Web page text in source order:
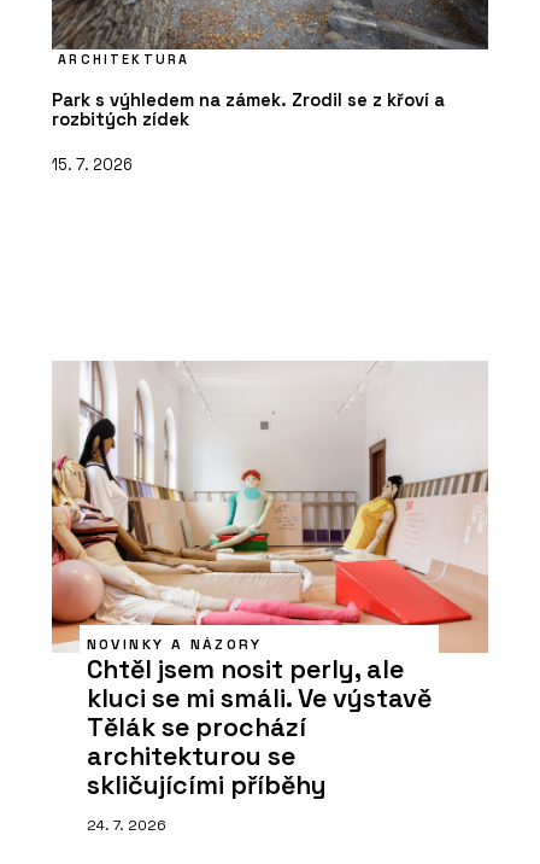
ARCHITEKTURA
Park s výhledem na zámek. Zrodil se z křoví a
rozbitých zídek
15. 7. 2026
NOVINKY A NÁZORY
Chtěl jsem nosit perly, ale
kluci se mi smáli. Ve výstavě
Tělák se prochází
architekturou se
skličujícími příběhy
24. 7. 2026